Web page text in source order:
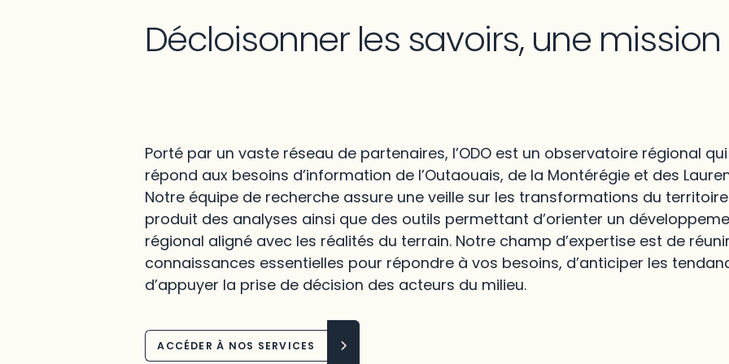
Décloisonner les savoirs, une
Porté par un vaste réseau de partenaires, l’ODO est un observatoire régional qui
répond aux besoins d’information de l’Outaouais, de la Montérégie et des
Notre équipe de recherche assure une veille sur les transformations du
produit des analyses ainsi que des outils permettant d’orienter un
régional aligné avec les réalités du terrain. Notre champ d’expertise est de
connaissances essentielles pour répondre à vos besoins, d’anticiper les
d’appuyer la prise de décision des acteurs du milieu.
ACCÉDER À NOS SERVICES